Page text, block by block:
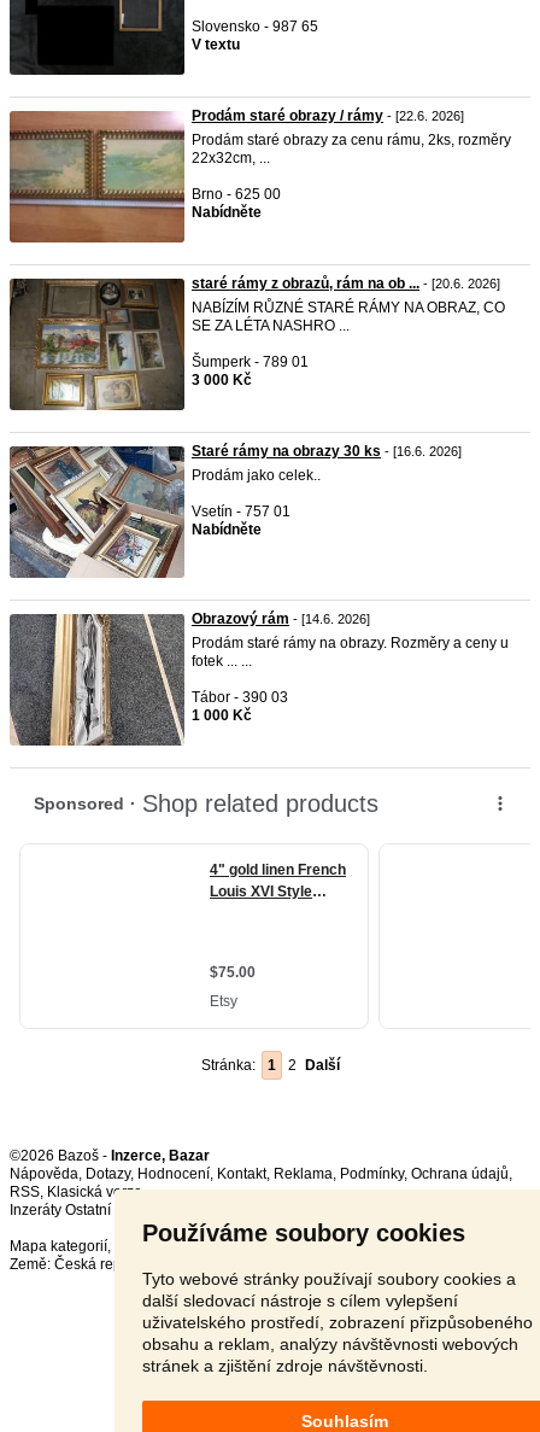
Používáme soubory cookies
Tyto webové stránky používají soubory cookies a
další sledovací nástroje s cílem vylepšení
uživatelského prostředí, zobrazení přizpůsobeného
obsahu a reklam, analýzy návštěvnosti webových
stránek a zjištění zdroje návštěvnosti.
Souhlasím
Slovensko - 987 65
V textu
Prodám staré obrazy / rámy - [22.6. 2026]
Prodám staré obrazy za cenu rámu, 2ks, rozměry
22x32cm, ...
Brno - 625 00
Nabídněte
staré rámy z obrazů, rám na ob ... - [20.6. 2026]
NABÍZÍM RŮZNÉ STARÉ RÁMY NA OBRAZ, CO
SE ZA LÉTA NASHRO ...
Šumperk - 789 01
3 000 Kč
Staré rámy na obrazy 30 ks - [16.6. 2026]
Prodám jako celek..
Vsetín - 757 01
Nabídněte
Obrazový rám - [14.6. 2026]
Prodám staré rámy na obrazy. Rozměry a ceny u
fotek ... ...
Tábor - 390 03
1 000 Kč
Stránka: 1 2 Další
©2026 Bazoš - Inzerce, Bazar
Nápověda, Dotazy, Hodnocení, Kontakt, Reklama, Podmínky, Ochrana údajů,
RSS,
Inzeráty Ostatní celkem:
Mapa kategorií,
Nejvyhledávanější výrazy
Země: Česká republika